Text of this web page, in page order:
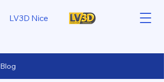
LV3D Nice
Blog